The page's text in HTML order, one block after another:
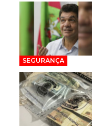
SEGURANÇA